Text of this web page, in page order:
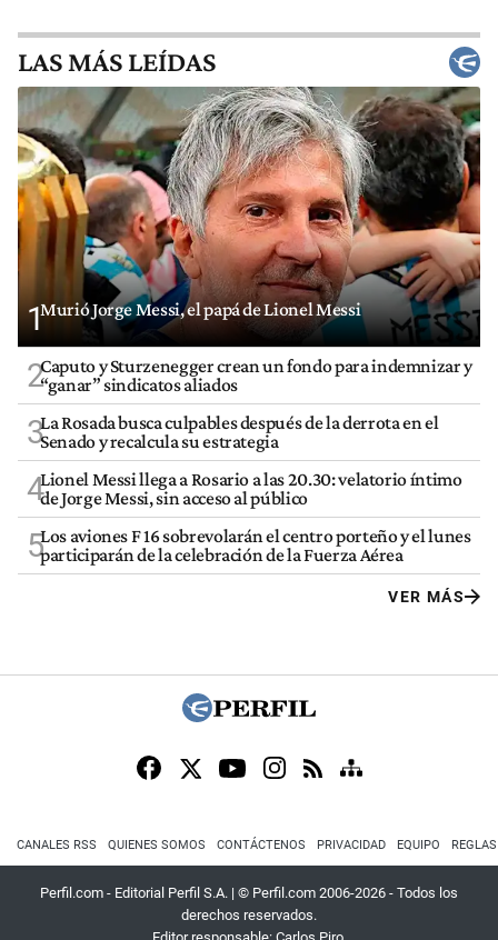
LAS MÁS LEÍDAS
1Murió Jorge Messi, el papá de Lionel Messi
2Caputo y Sturzenegger crean un fondo para indemnizar y
“ganar” sindicatos aliados
3La Rosada busca culpables después de la derrota en el
Senado y recalcula su estrategia
4Lionel Messi llega a Rosario a las 20.30: velatorio íntimo
de Jorge Messi, sin acceso al público
5Los aviones F 16 sobrevolarán el centro porteño y el lunes
participarán de la celebración de la Fuerza Aérea
VER MÁS
CANALES RSS QUIENES SOMOS CONTÁCTENOS PRIVACIDAD EQUIPO
Perfil.com - Editorial Perfil S.A. | © Perfil.com 2006-2026 - Todos los
derechos reservados.